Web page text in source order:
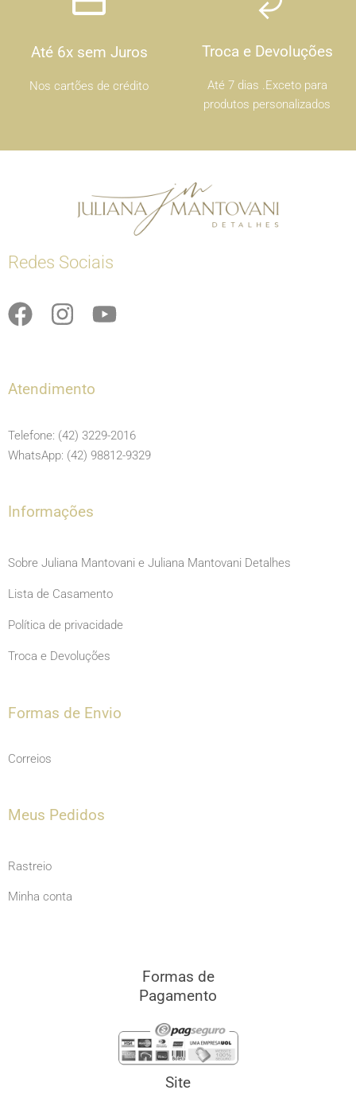
Até 6x sem Juros
Nos cartões de crédito
Troca e Devoluções
Até 7 dias .Exceto para
produtos personalizados
Redes Sociais
F
e
o
o
I
t
g
r
m
Y
b
e
Atendimento
Telefone: (42) 3229-2016
WhatsApp: (42) 98812-9329
Informações
Sobre Juliana Mantovani e Juliana Mantovani Detalhes
Lista de Casamento
Política de privacidade
Troca e Devoluções
Formas de Envio
Correios
Meus Pedidos
Rastreio
Minha conta
Formas de
Pagamento
Site